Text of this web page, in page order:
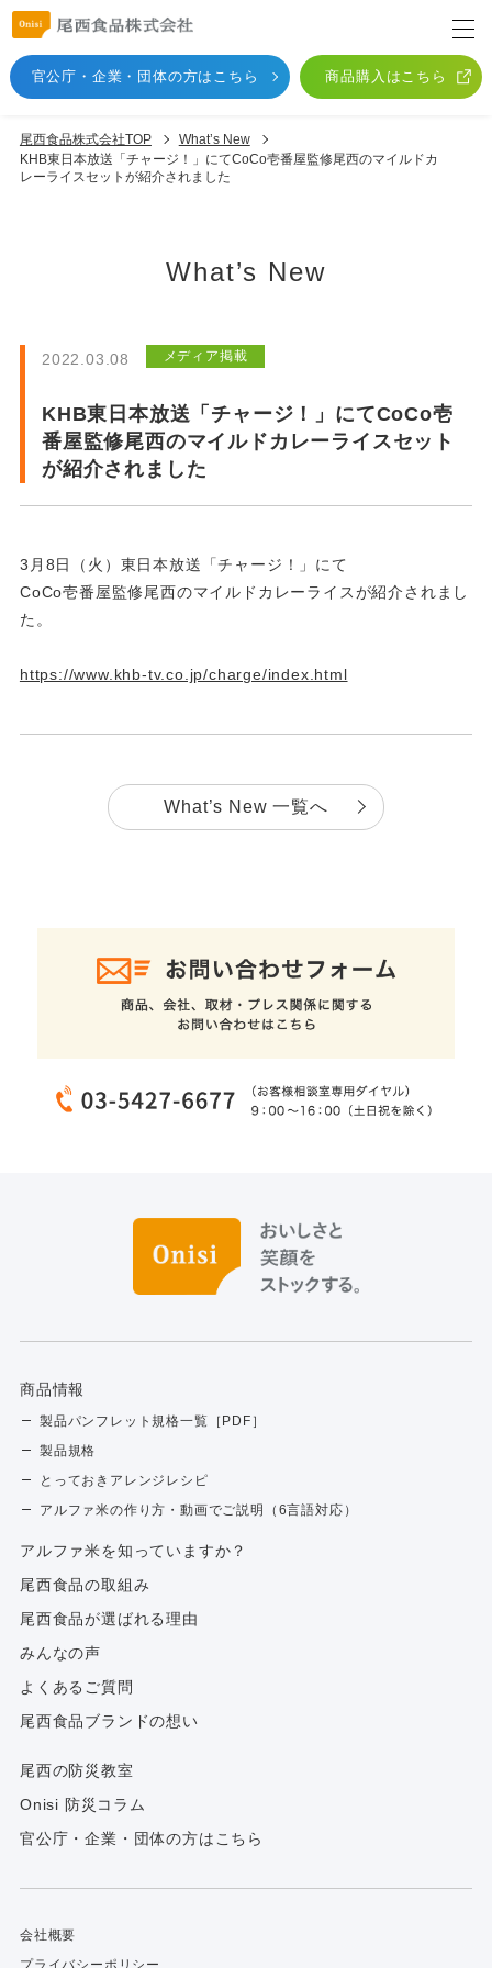
官公庁・企業・団体の方はこちら 商品購入はこちら
尾西食品株式会社TOP
What’s New
KHB東日本放送「チャージ！」にてCoCo壱番屋監修尾西のマイルドカ
レーライスセットが紹介されました
What’s New
2022.03.08 メディア掲載
KHB東日本放送「チャージ！」にてCoCo壱
番屋監修尾西のマイルドカレーライスセット
が紹介されました
3月8日（火）東日本放送「チャージ！」にて
CoCo壱番屋監修尾西のマイルドカレーライスが紹介されまし
た。
https://www.khb-tv.co.jp/charge/index.html
What’s New 一覧へ
商品情報
製品パンフレット規格一覧［PDF］
製品規格
とっておきアレンジレシピ
アルファ米の作り方・動画でご説明（6言語対応）
アルファ⽶を知っていますか？
尾西食品の取組み
尾西食品が選ばれる理由
みんなの声
よくあるご質問
尾西食品ブランドの想い
尾西の防災教室
Onisi 防災コラム
官公庁・企業・団体の方はこちら
会社概要
プライバシーポリシー